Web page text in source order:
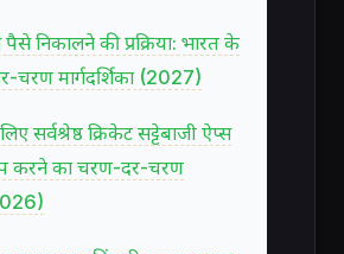
निकालने की प्रक्रिया: भारत के
चरण मार्गदर्शिका (2027)
सर्वश्रेष्ठ क्रिकेट सट्टेबाजी ऐप्स
करने का चरण-दर-चरण